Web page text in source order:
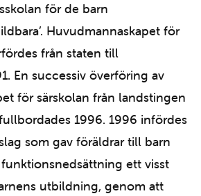
för de barn
Huvudmannaskapet för
från staten till
En successiv överföring av
för särskolan från landstingen
1996. 1996 infördes
som gav föräldrar till barn
ett visst
utbildning, genom att